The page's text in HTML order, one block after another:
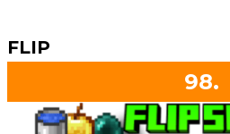
FLIP
98.